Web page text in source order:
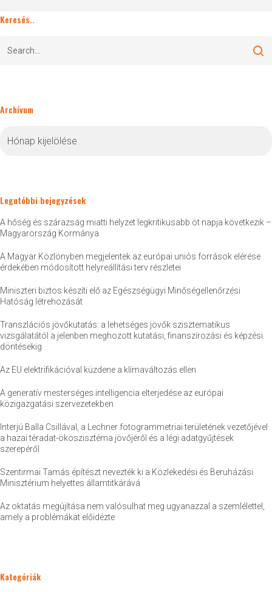
Keresés..
Archívum
Legutóbbi bejegyzések
A hőség és szárazság miatti helyzet legkritikusabb öt napja következik –
Magyarország Kormánya
A Magyar Közlönyben megjelentek az európai uniós források elérése
érdekében módosított helyreállítási terv részletei
Miniszteri biztos készíti elő az Egészségügyi Minőségellenőrzési
Hatóság létrehozását
Transzlációs jövőkutatás: a lehetséges jövők szisztematikus
vizsgálatától a jelenben meghozott kutatási, finanszírozási és képzési
döntésekig
Az EU elektrifikációval küzdene a klímaváltozás ellen
A generatív mesterséges intelligencia elterjedése az európai
közigazgatási szervezetekben
Interjú Balla Csillával, a Lechner fotogrammetriai területének vezetőjével
a hazai téradat-ökoszisztéma jövőjéről és a légi adatgyűjtések
szerepéről
Szentirmai Tamás építészt nevezték ki a Közlekedési és Beruházási
Minisztérium helyettes államtitkárává
Az oktatás megújítása nem valósulhat meg ugyanazzal a szemlélettel,
amely a problémákat előidézte
Kategóriák